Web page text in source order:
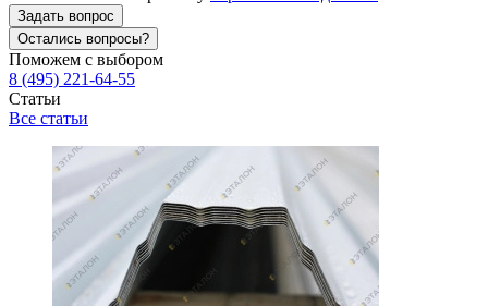
Задать вопрос
Остались вопросы?
Поможем с выбором
8 (495) 221-64-55
Статьи
Все статьи